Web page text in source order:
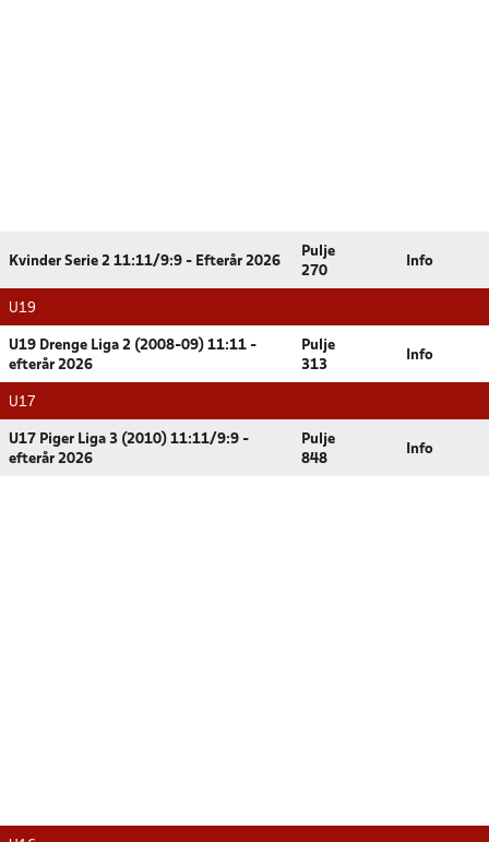
Kvinder Serie 2 11:11/9:9 - Efterår 2026
Pulje
270
Info
U19
U19 Drenge Liga 2 (2008-09) 11:11 -
efterår 2026
Pulje
313
Info
U17
U17 Piger Liga 3 (2010) 11:11/9:9 -
efterår 2026
Pulje
848
Info